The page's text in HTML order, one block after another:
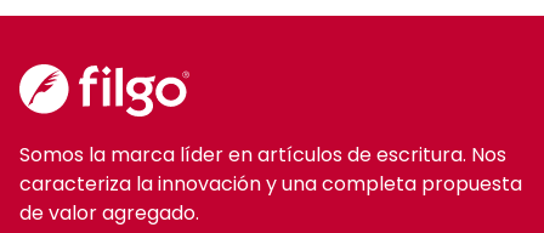
Somos la marca líder en artículos de escritura. Nos
caracteriza la innovación y una completa propuesta
de valor agregado.